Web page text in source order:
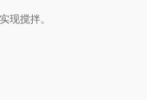
现搅拌。